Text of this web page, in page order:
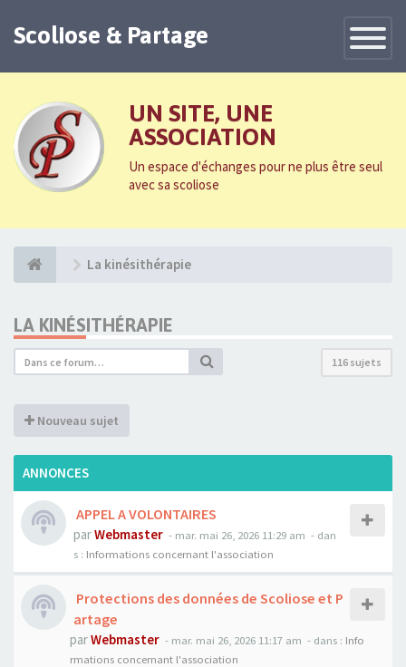
Toggle
Scoliose & Partage
UN SITE, UNE
ASSOCIATION
Un espace d'échanges pour ne plus être seul
avec sa scoliose
La kinésithérapie
LA KINÉSITHÉRAPIE
116 sujets
Nouveau sujet
ANNONCES
APPEL A VOLONTAIRES
parWebmaster - mar. mai 26, 2026 11:29 am - dan
s : Informations concernant l'association
Protections des données de Scoliose et P
artage
parWebmaster - mar. mai 26, 2026 11:17 am - dans : Info
rmations concernant l'association